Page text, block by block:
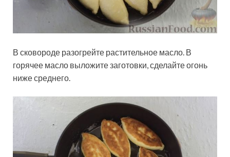
В сковороде разогрейте растительное масло. В
горячее масло выложите заготовки, сделайте огонь
ниже среднего.